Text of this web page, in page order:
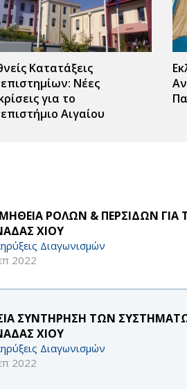
Κατατάξεις
Νέες
για το
Αιγαίου
ΡΟΛΩΝ & ΠΕΡΣΙΔΩΝ
ΧΙΟΥ
Διαγωνισμών
2022
ΣΥΝΤΗΡΗΣΗ ΤΩΝ
ΧΙΟΥ
Διαγωνισμών
2022